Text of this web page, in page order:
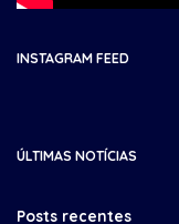
INSTAGRAM FEED
ÚLTIMAS NOTÍCIAS
Posts recentes